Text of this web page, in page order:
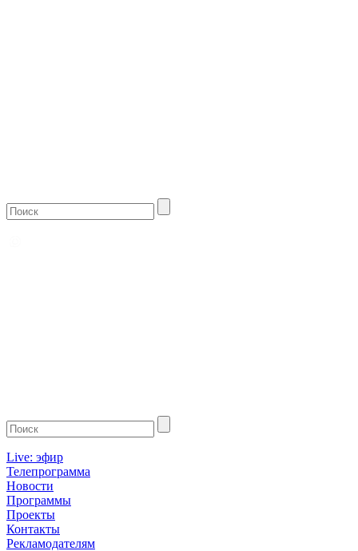
Live: эфир
Телепрограмма
Новости
Программы
Проекты
Контакты
Рекламодателям